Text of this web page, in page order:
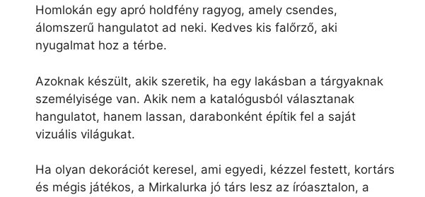
Homlokán egy apró holdfény ragyog, amely csendes,
álomszerű hangulatot ad neki. Kedves kis falőrző, aki
nyugalmat hoz a térbe.
Azoknak készült, akik szeretik, ha egy lakásban a tárgyaknak
személyisége van. Akik nem a katalógusból választanak
hangulatot, hanem lassan, darabonként építik fel a saját
vizuális világukat.
Ha olyan dekorációt keresel, ami egyedi, kézzel festett, kortárs
és mégis játékos, a Mirkalurka jó társ lesz az íróasztalon, a